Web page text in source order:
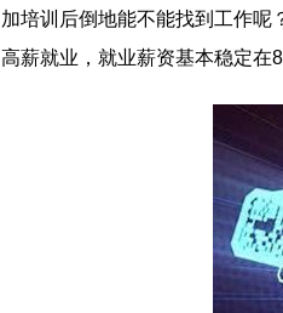
加培训后倒地能不能找到工作呢
高薪就业，就业薪资基本稳定在